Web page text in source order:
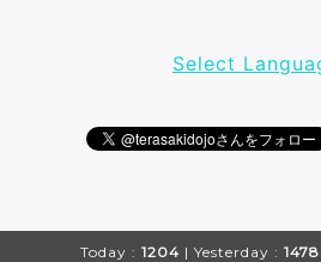
Select
Today : 1204 | Yesterday : 1478